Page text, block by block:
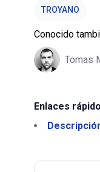
TROYANO
Conocido
Tomas
Enlaces